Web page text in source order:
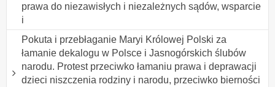
prawa do niezawisłych i niezależnych sądów, wsparcie
i
Pokuta i przebłaganie Maryi Królowej Polski za
łamanie dekalogu w Polsce i Jasnogórskich ślubów
narodu. Protest przeciwko łamaniu prawa i deprawacji
dzieci niszczenia rodziny i narodu, przeciwko bierności